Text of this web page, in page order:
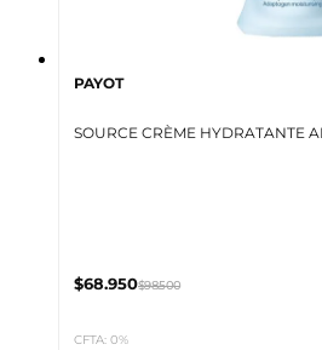
PAYOT
SOURCE CRÈME HYDRATANTE
$68.950$98.500
CFTA: 0%